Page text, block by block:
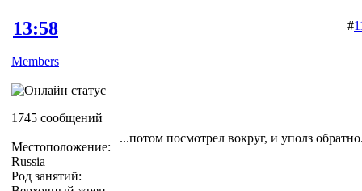
13:58
Members
1745 сообщений
Местоположение:
Russia
Род занятий:
#
...потом посмотрел вокруг, и уполз